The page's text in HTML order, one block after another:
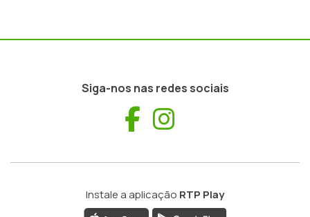
Siga-nos nas redes sociais
Facebook
Instale a aplicação RTP Play